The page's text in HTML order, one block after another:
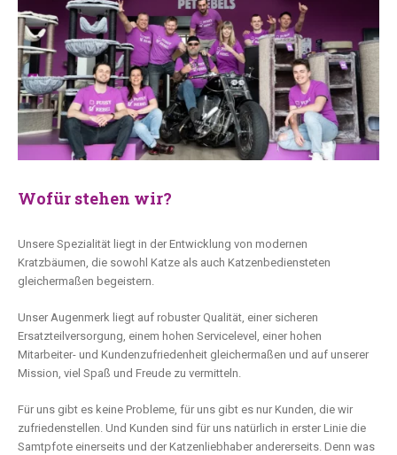
Wofür stehen wir?
Unsere Spezialität liegt in der Entwicklung von modernen
Kratzbäumen, die sowohl Katze als auch Katzenbediensteten
gleichermaßen begeistern.
Unser Augenmerk liegt auf robuster Qualität, einer sicheren
Ersatzteilversorgung, einem hohen Servicelevel, einer hohen
Mitarbeiter- und Kundenzufriedenheit gleichermaßen und auf unserer
Mission, viel Spaß und Freude zu vermitteln.
Für uns gibt es keine Probleme, für uns gibt es nur Kunden, die wir
zufriedenstellen. Und Kunden sind für uns natürlich in erster Linie die
Samtpfote einerseits und der Katzenliebhaber andererseits. Denn was